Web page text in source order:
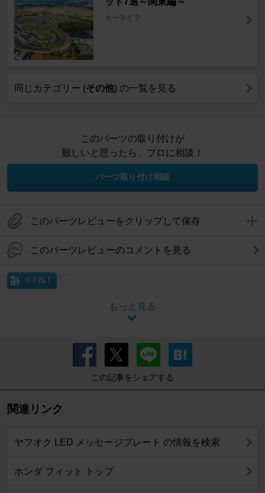
カーライフ
同じカテゴリー (その他) の一覧を見る
このパーツの取り付けが
難しいと思ったら、プロに相談！
パーツ取り付け相談
このパーツレビューをクリップして保存
このパーツレビューのコメントを見る
イイね！
もっと見る
この記事をシェアする
関連リンク
ヤフオク LED メッセージプレート の情報を検索
ホンダ フィット トップ